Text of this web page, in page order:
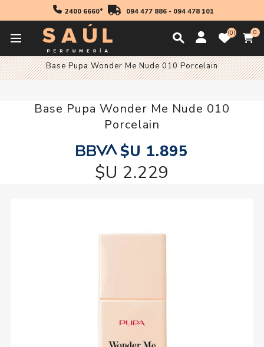
2400 6660* 094 477 886- 094 478 101
0 0
Inicio
Base Pupa Wonder Me Nude 010 Porcelain
Base Pupa Wonder Me Nude 010
Porcelain
$U 1.895
$U 2.229